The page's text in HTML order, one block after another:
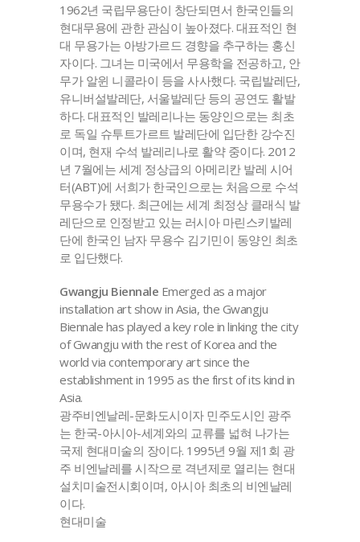
1962년 국립무용단이 창단되면서 한국인들의
현대무용에 관한 관심이 높아졌다. 대표적인 현
대 무용가는 아방가르드 경향을 추구하는 홍신
자이다. 그녀는 미국에서 무용학을 전공하고, 안
무가 알윈 니콜라이 등을 사사했다. 국립발레단,
유니버설발레단, 서울발레단 등의 공연도 활발
하다. 대표적인 발레리나는 동양인으로는 최초
로 독일 슈투트가르트 발레단에 입단한 강수진
이며, 현재 수석 발레리나로 활약 중이다. 2012
년 7월에는 세계 정상급의 아메리칸 발레 시어
터(ABT)에 서희가 한국인으로는 처음으로 수석
무용수가 됐다. 최근에는 세계 최정상 클래식 발
레단으로 인정받고 있는 러시아 마린스키발레
단에 한국인 남자 무용수 김기민이 동양인 최초
로 입단했다.
Gwangju Biennale Emerged as a major
installation art show in Asia, the Gwangju
Biennale has played a key role in linking the city
of Gwangju with the rest of Korea and the
world via contemporary art since the
establishment in 1995 as the first of its kind in
Asia.
광주비엔날레-문화도시이자 민주도시인 광주
는 한국-아시아-세계와의 교류를 넓혀 나가는
국제 현대미술의 장이다. 1995년 9월 제1회 광
주 비엔날레를 시작으로 격년제로 열리는 현대
설치미술전시회이며, 아시아 최초의 비엔날레
이다.
현대미술